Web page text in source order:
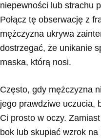
niepewności lub strachu
Połącz tę obserwację z
mężczyzna ukrywa
dostrzegać, że unikanie
maska, którą nosi.
Często, gdy mężczyzna
jego prawdziwe uczucia,
Ci prosto w oczy.
bok lub skupiać wzrok